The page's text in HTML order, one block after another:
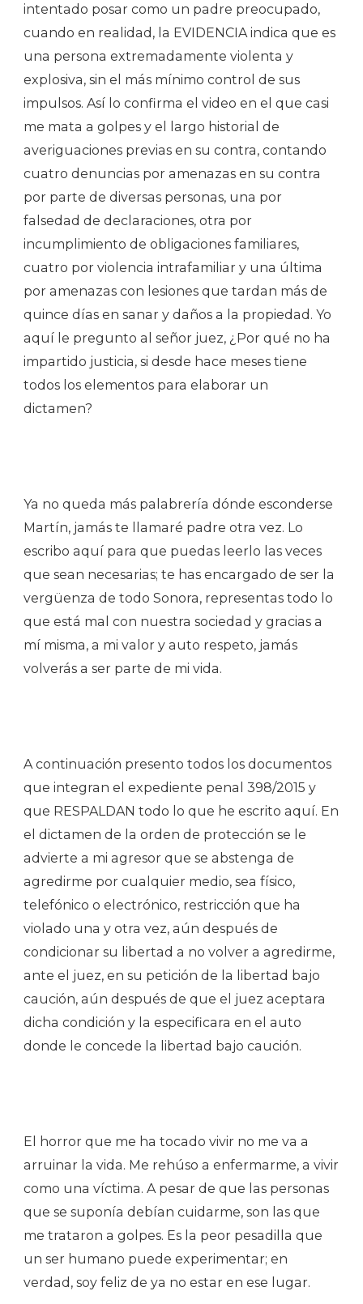
intentado posar como un padre preocupado,
cuando en realidad, la EVIDENCIA indica que es
una persona extremadamente violenta y
explosiva, sin el más mínimo control de sus
impulsos. Así lo confirma el video en el que casi
me mata a golpes y el largo historial de
averiguaciones previas en su contra, contando
cuatro denuncias por amenazas en su contra
por parte de diversas personas, una por
falsedad de declaraciones, otra por
incumplimiento de obligaciones familiares,
cuatro por violencia intrafamiliar y una última
por amenazas con lesiones que tardan más de
quince días en sanar y daños a la propiedad. Yo
aquí le pregunto al señor juez, ¿Por qué no ha
impartido justicia, si desde hace meses tiene
todos los elementos para elaborar un
dictamen?
Ya no queda más palabrería dónde esconderse
Martín, jamás te llamaré padre otra vez. Lo
escribo aquí para que puedas leerlo las veces
que sean necesarias; te has encargado de ser la
vergüenza de todo Sonora, representas todo lo
que está mal con nuestra sociedad y gracias a
mí misma, a mi valor y auto respeto, jamás
volverás a ser parte de mi vida.
A continuación presento todos los documentos
que integran el expediente penal 398/2015 y
que RESPALDAN todo lo que he escrito aquí. En
el dictamen de la orden de protección se le
advierte a mi agresor que se abstenga de
agredirme por cualquier medio, sea físico,
telefónico o electrónico, restricción que ha
violado una y otra vez, aún después de
condicionar su libertad a no volver a agredirme,
ante el juez, en su petición de la libertad bajo
caución, aún después de que el juez aceptara
dicha condición y la especificara en el auto
donde le concede la libertad bajo caución.
El horror que me ha tocado vivir no me va a
arruinar la vida. Me rehúso a enfermarme, a vivir
como una víctima. A pesar de que las personas
que se suponía debían cuidarme, son las que
me trataron a golpes. Es la peor pesadilla que
un ser humano puede experimentar; en
verdad, soy feliz de ya no estar en ese lugar.